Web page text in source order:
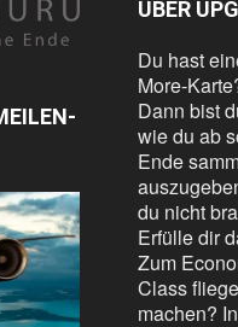
ÜBER
Du hast
More-
Dann bist
wie du ab
Ende
du nicht
Erfülle dir
Zum
Class
machen?